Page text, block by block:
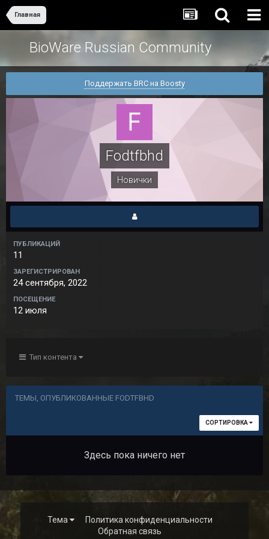
Главная
BioWare Russian Community
Поддержать BRC на Boosty
Fodtfbhd
Новички
ПУБЛИКАЦИЙ
11
ЗАРЕГИСТРИРОВАН
24 сентября, 2022
ПОСЕЩЕНИЕ
12 июля
Тип контента
ТЕМЫ, ОПУБЛИКОВАННЫЕ FODTFBHD
СОРТИРОВКА
Здесь пока ничего нет
Тема
Политика конфиденциальности
Обратная связь